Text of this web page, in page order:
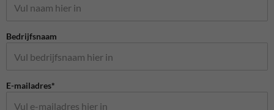
Bedrijfsnaam
E-mailadres*